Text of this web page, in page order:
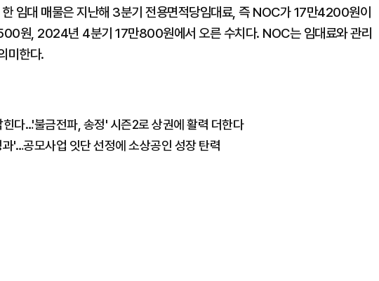
임대 매물은 지난해 3분기 전용면적당임대료, 즉 NOC가 17만4200원이
원, 2024년 4분기 17만800원에서 오른 수치다. NOC는 임대료와 관리
미한다.
다…'불금전파, 송정' 시즌2로 상권에 활력 더한다
'…공모사업 잇단 선정에 소상공인 성장 탄력